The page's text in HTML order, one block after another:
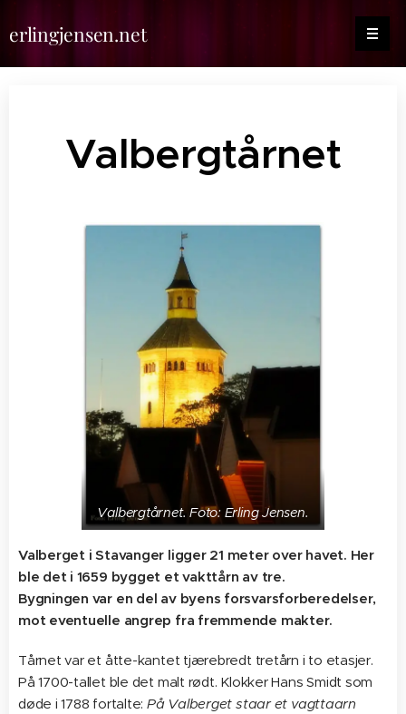
erlingjensen.net
Valbergtårnet
Valbergtårnet. Foto: Erling Jensen.
Valberget i Stavanger ligger 21 meter over havet. Her
ble det i 1659 bygget et vakttårn av tre.
Bygningen var en del av byens forsvarsforberedelser,
mot eventuelle angrep fra fremmende makter.
Tårnet var et åtte-kantet tjærebredt tretårn i to etasjer.
På 1700-tallet ble det malt rødt. Klokker Hans Smidt som
døde i 1788 fortalte: På Valberget staar et vagttaarn